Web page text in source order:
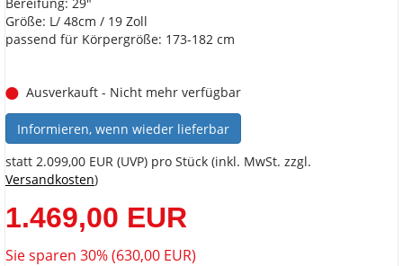
Bereifung: 29"
Größe: L/ 48cm / 19 Zoll
passend für Körpergröße: 173-182 cm
Ausverkauft - Nicht mehr verfügbar
Informieren, wenn wieder lieferbar
statt 2.099,00 EUR (UVP) pro Stück (inkl. MwSt. zzgl.
Versandkosten)
1.469,00 EUR
Sie sparen 30% (630,00 EUR)